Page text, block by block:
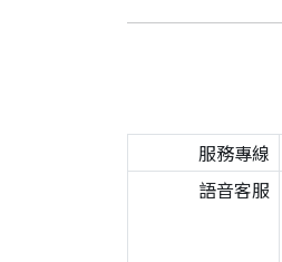
服務專線
語音客服